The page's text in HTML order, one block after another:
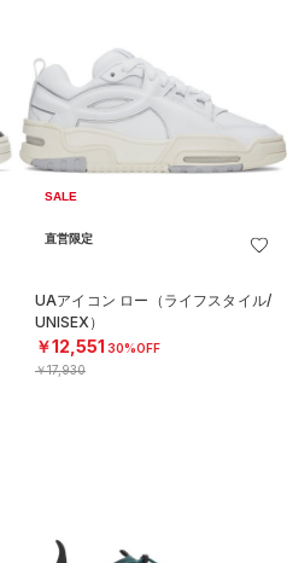
SALE
直営限定
UAアイコン ロー（ライフスタイル/
UNISEX）
￥12,551 30%OFF
￥17,930